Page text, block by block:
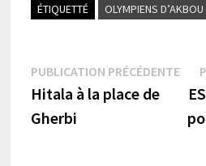
ÉTIQUETTÉ OLYMPIENS D’AKBOU
Navigation
de
PUBLICATION PRÉCÉDENTE
Hitala à la place de
Gherbi